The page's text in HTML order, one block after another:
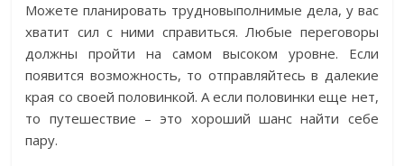
Можете планировать трудновыполнимые дела, у вас
хватит сил с ними справиться. Любые переговоры
должны пройти на самом высоком уровне. Если
появится возможность, то отправляйтесь в далекие
края со своей половинкой. А если половинки еще нет,
то путешествие – это хороший шанс найти себе
пару.